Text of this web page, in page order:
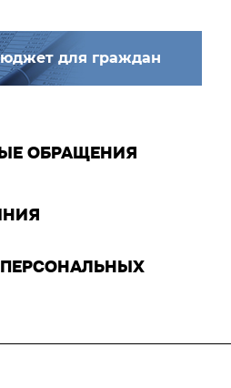
для граждан
ОБРАЩЕНИЯ